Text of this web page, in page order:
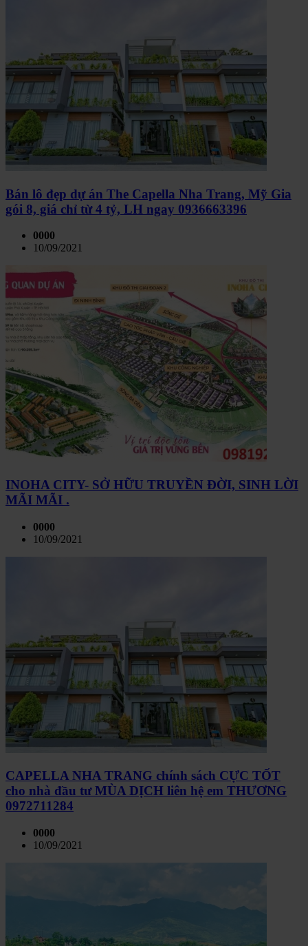
Bán lô đẹp dự án The Capella Nha Trang, Mỹ Gia
gói 8, giá chỉ từ 4 tỷ, LH ngay 0936663396
0000
10/09/2021
INOHA CITY- SỞ HỮU TRUYỀN ĐỜI, SINH LỜI
MÃI MÃI .
0000
10/09/2021
CAPELLA NHA TRANG chính sách CỰC TỐT
cho nhà đầu tư MÙA DỊCH liên hệ em THƯƠNG
0972711284
0000
10/09/2021